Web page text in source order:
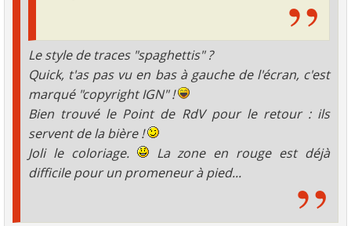
Le style de traces "spaghettis" ?
Quick, t'as pas vu en bas à gauche de l'écran, c'est
marqué "copyright IGN" !
Bien trouvé le Point de RdV pour le retour : ils
servent de la bière !
Joli le coloriage.
La zone en rouge est déjà
difficile pour un promeneur à pied...